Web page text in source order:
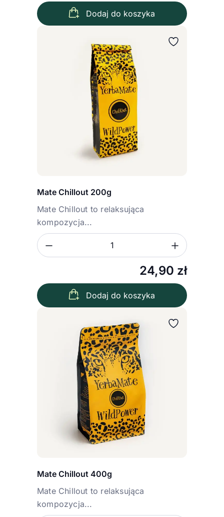
Dodaj do koszyka
Mate Chillout 200g
Mate Chillout to relaksująca
kompozycja...
24,90 zł
Zmniejsz ilość
Dodaj do koszyka
Mate Chillout 400g
Mate Chillout to relaksująca
kompozycja...